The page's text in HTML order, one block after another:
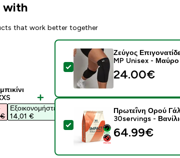
with
that work better together
Εξοικονομήστε
14,01 €‎
Select this product - Ζεύγος
Ζεύγος
MP Unisex - Μαύρο
24.00€‎
Select this product -
Πρωτεΐνη Ορού
30servings -
64.99€‎